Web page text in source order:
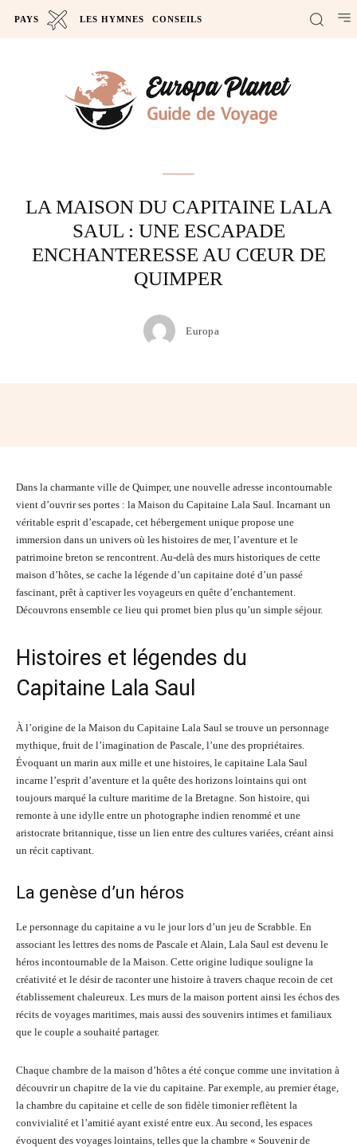
PAYS LES HYMNES CONSEILS
LA MAISON DU CAPITAINE LALA
SAUL : UNE ESCAPADE
ENCHANTERESSE AU CŒUR DE
QUIMPER
Europa
Dans la charmante ville de Quimper, une nouvelle adresse incontournable
vient d’ouvrir ses portes : la Maison du Capitaine Lala Saul. Incarnant un
véritable esprit d’escapade, cet hébergement unique propose une
immersion dans un univers où les histoires de mer, l’aventure et le
patrimoine breton se rencontrent. Au-delà des murs historiques de cette
maison d’hôtes, se cache la légende d’un capitaine doté d’un passé
fascinant, prêt à captiver les voyageurs en quête d’enchantement.
Découvrons ensemble ce lieu qui promet bien plus qu’un simple séjour.
Histoires et légendes du
Capitaine Lala Saul
À l’origine de la Maison du Capitaine Lala Saul se trouve un personnage
mythique, fruit de l’imagination de Pascale, l’une des propriétaires.
Évoquant un marin aux mille et une histoires, le capitaine Lala Saul
incarne l’esprit d’aventure et la quête des horizons lointains qui ont
toujours marqué la culture maritime de la Bretagne. Son histoire, qui
remonte à une idylle entre un photographe indien renommé et une
aristocrate britannique, tisse un lien entre des cultures variées, créant ainsi
un récit captivant.
La genèse d’un héros
Le personnage du capitaine a vu le jour lors d’un jeu de Scrabble. En
associant les lettres des noms de Pascale et Alain, Lala Saul est devenu le
héros incontournable de la Maison. Cette origine ludique souligne la
créativité et le désir de raconter une histoire à travers chaque recoin de cet
établissement chaleureux. Les murs de la maison portent ainsi les échos des
récits de voyages maritimes, mais aussi des souvenirs intimes et familiaux
que le couple a souhaité partager.
Chaque chambre de la maison d’hôtes a été conçue comme une invitation à
découvrir un chapitre de la vie du capitaine. Par exemple, au premier étage,
la chambre du capitaine et celle de son fidèle timonier reflètent la
convivialité et l’amitié ayant existé entre eux. Au second, les espaces
évoquent des voyages lointains, telles que la chambre « Souvenir de